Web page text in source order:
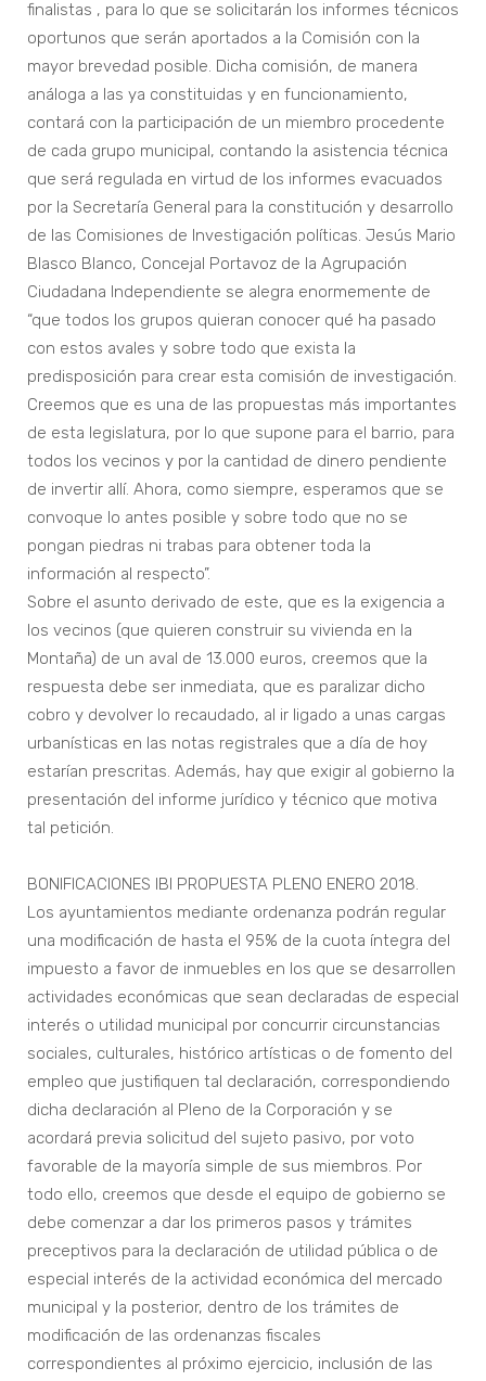
finalistas , para lo que se solicitarán los informes técnicos
oportunos que serán aportados a la Comisión con la
mayor brevedad posible. Dicha comisión, de manera
análoga a las ya constituidas y en funcionamiento,
contará con la participación de un miembro procedente
de cada grupo municipal, contando la asistencia técnica
que será regulada en virtud de los informes evacuados
por la Secretaría General para la constitución y desarrollo
de las Comisiones de Investigación políticas. Jesús Mario
Blasco Blanco, Concejal Portavoz de la Agrupación
Ciudadana Independiente se alegra enormemente de
“que todos los grupos quieran conocer qué ha pasado
con estos avales y sobre todo que exista la
predisposición para crear esta comisión de investigación.
Creemos que es una de las propuestas más importantes
de esta legislatura, por lo que supone para el barrio, para
todos los vecinos y por la cantidad de dinero pendiente
de invertir allí. Ahora, como siempre, esperamos que se
convoque lo antes posible y sobre todo que no se
pongan piedras ni trabas para obtener toda la
información al respecto”.
Sobre el asunto derivado de este, que es la exigencia a
los vecinos (que quieren construir su vivienda en la
Montaña) de un aval de 13.000 euros, creemos que la
respuesta debe ser inmediata, que es paralizar dicho
cobro y devolver lo recaudado, al ir ligado a unas cargas
urbanísticas en las notas registrales que a día de hoy
estarían prescritas. Además, hay que exigir al gobierno la
presentación del informe jurídico y técnico que motiva
tal petición.
BONIFICACIONES IBI PROPUESTA PLENO ENERO 2018.
Los ayuntamientos mediante ordenanza podrán regular
una modificación de hasta el 95% de la cuota íntegra del
impuesto a favor de inmuebles en los que se desarrollen
actividades económicas que sean declaradas de especial
interés o utilidad municipal por concurrir circunstancias
sociales, culturales, histórico artísticas o de fomento del
empleo que justifiquen tal declaración, correspondiendo
dicha declaración al Pleno de la Corporación y se
acordará previa solicitud del sujeto pasivo, por voto
favorable de la mayoría simple de sus miembros. Por
todo ello, creemos que desde el equipo de gobierno se
debe comenzar a dar los primeros pasos y trámites
preceptivos para la declaración de utilidad pública o de
especial interés de la actividad económica del mercado
municipal y la posterior, dentro de los trámites de
modificación de las ordenanzas fiscales
correspondientes al próximo ejercicio, inclusión de las